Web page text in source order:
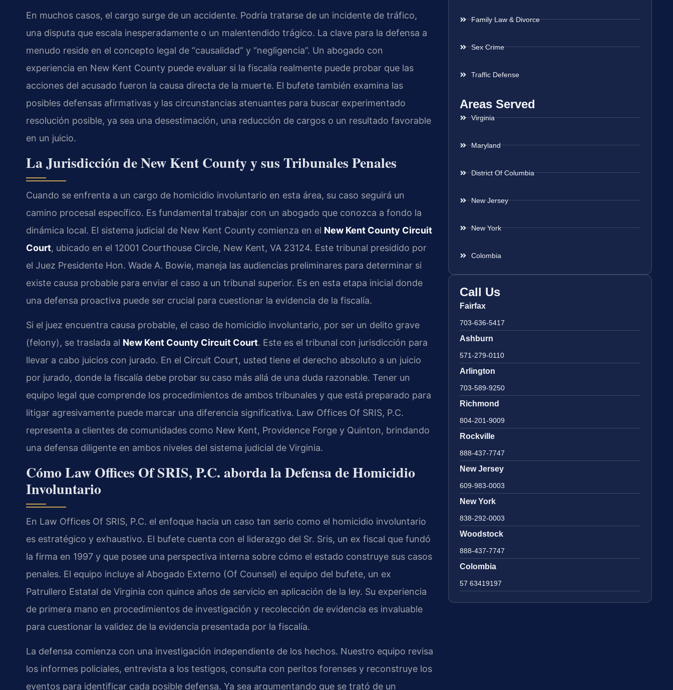
En muchos casos, el cargo surge de un accidente. Podría tratarse de un incidente de tráfico,
una disputa que escala inesperadamente o un malentendido trágico. La clave para la defensa a
menudo reside en el concepto legal de “causalidad” y “negligencia”. Un abogado con
experiencia en New Kent County puede evaluar si la fiscalía realmente puede probar que las
acciones del acusado fueron la causa directa de la muerte. El bufete también examina las
posibles defensas afirmativas y las circunstancias atenuantes para buscar experimentado
resolución posible, ya sea una desestimación, una reducción de cargos o un resultado favorable
en un juicio.
La Jurisdicción de New Kent County y sus Tribunales Penales
Cuando se enfrenta a un cargo de homicidio involuntario en esta área, su caso seguirá un
camino procesal específico. Es fundamental trabajar con un abogado que conozca a fondo la
dinámica local. El sistema judicial de New Kent County comienza en el New Kent County Circuit
Court, ubicado en el 12001 Courthouse Circle, New Kent, VA 23124. Este tribunal presidido por
el Juez Presidente Hon. Wade A. Bowie, maneja las audiencias preliminares para determinar si
existe causa probable para enviar el caso a un tribunal superior. Es en esta etapa inicial donde
una defensa proactiva puede ser crucial para cuestionar la evidencia de la fiscalía.
Si el juez encuentra causa probable, el caso de homicidio involuntario, por ser un delito grave
(felony), se traslada al New Kent County Circuit Court. Este es el tribunal con jurisdicción para
llevar a cabo juicios con jurado. En el Circuit Court, usted tiene el derecho absoluto a un juicio
por jurado, donde la fiscalía debe probar su caso más allá de una duda razonable. Tener un
equipo legal que comprende los procedimientos de ambos tribunales y que está preparado para
litigar agresivamente puede marcar una diferencia significativa. Law Offices Of SRIS, P.C.
representa a clientes de comunidades como New Kent, Providence Forge y Quinton, brindando
una defensa diligente en ambos niveles del sistema judicial de Virginia.
Cómo Law Offices Of SRIS, P.C. aborda la Defensa de Homicidio
Involuntario
En Law Offices Of SRIS, P.C. el enfoque hacia un caso tan serio como el homicidio involuntario
es estratégico y exhaustivo. El bufete cuenta con el liderazgo del Sr. Sris, un ex fiscal que fundó
la firma en 1997 y que posee una perspectiva interna sobre cómo el estado construye sus casos
penales. El equipo incluye al Abogado Externo (Of Counsel) el equipo del bufete, un ex
Patrullero Estatal de Virginia con quince años de servicio en aplicación de la ley. Su experiencia
de primera mano en procedimientos de investigación y recolección de evidencia es invaluable
para cuestionar la validez de la evidencia presentada por la fiscalía.
La defensa comienza con una investigación independiente de los hechos. Nuestro equipo revisa
los informes policiales, entrevista a los testigos, consulta con peritos forenses y reconstruye los
eventos para identificar cada posible defensa. Ya sea argumentando que se trató de un
Family Law & Divorce
Sex Crime
Traffic Defense
Areas Served
Virginia
Maryland
District Of Columbia
New Jersey
New York
Colombia
Call Us
Fairfax
703-636-5417
Ashburn
571-279-0110
Arlington
703-589-9250
Richmond
804-201-9009
Rockville
888-437-7747
New Jersey
609-983-0003
New York
838-292-0003
Woodstock
888-437-7747
Colombia
57 63419197